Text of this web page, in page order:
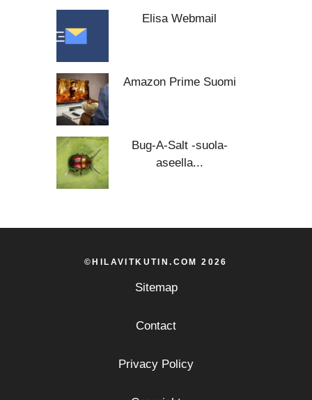
Elisa Webmail
Amazon Prime Suomi
Bug-A-Salt -suola-
aseella...
©HILAVITKUTIN.COM 2026
Sitemap
Contact
Privacy Policy